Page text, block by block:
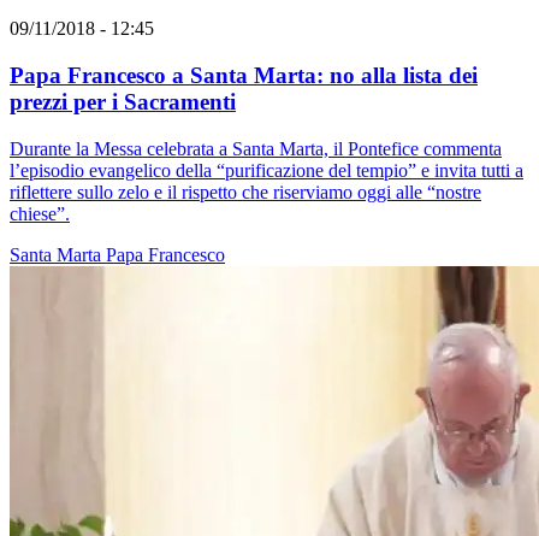
09/11/2018 - 12:45
Papa Francesco a Santa Marta: no alla lista dei
prezzi per i Sacramenti
Durante la Messa celebrata a Santa Marta, il Pontefice commenta
l’episodio evangelico della “purificazione del tempio” e invita tutti a
riflettere sullo zelo e il rispetto che riserviamo oggi alle “nostre
chiese”.
Santa Marta Papa Francesco